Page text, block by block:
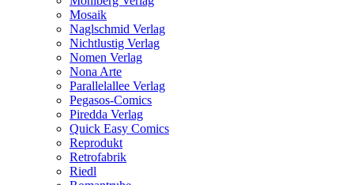
Mosaik
Naglschmid Verlag
Nichtlustig Verlag
Nomen Verlag
Nona Arte
Parallelallee Verlag
Pegasos-Comics
Piredda Verlag
Quick Easy Comics
Reprodukt
Retrofabrik
Riedl